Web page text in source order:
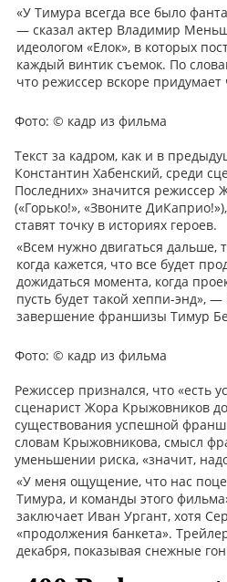
«У Тимура всегда все было
— сказал актер Владимир
идеологом «Елок», в которых
каждый винтик съемок. По
что режиссер вскоре придумает
Фото: © кадр из фильма
Текст за кадром, как и в
Константин Хабенский, среди
Последних» значится
(«Горько!», «Звоните
ставят точку в историях героев.
«Всем нужно двигаться дальше,
когда кажется, что все будет
дожидаться момента, когда
пусть будет такой хеппи-энд»,
завершение франшизы Тимур
Фото: © кадр из фильма
Режиссер признался, что «есть
сценарист Жора Крыжовников
существования успешной
словам Крыжовникова, смысл
уменьшении риска, «значит,
«У меня ощущение, что нас
Тимура, и команды этого
заключает Иван Ургант, хотя
«продолжения банкета».
декабря, показывая снежные